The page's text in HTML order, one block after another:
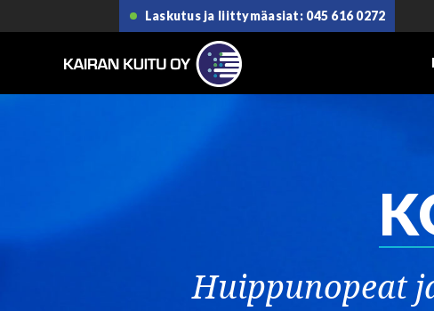
Laskutus ja liittymäasiat: 045 616 0272
Huippunopeat